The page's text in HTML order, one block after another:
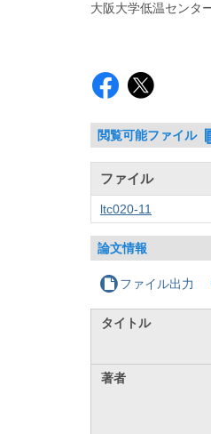
大阪大学低温センタ
閲覧可能ファイル
ファイル
ltc020-11
論文情報
ファイル出力
タイトル
著者